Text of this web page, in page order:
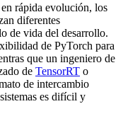
en rápida evolución, los
diferentes
de vida del desarrollo.
de PyTorch para
que un ingeniero de
de TensorRT o
de intercambio
es difícil y